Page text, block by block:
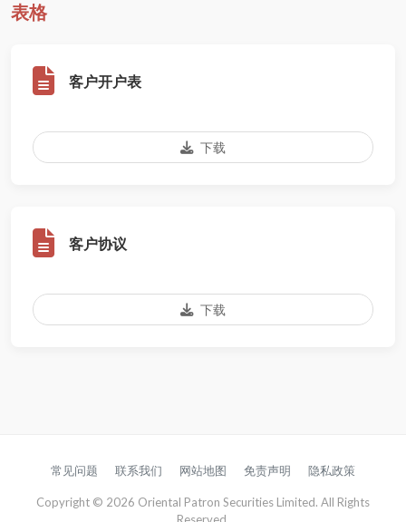
表格
客户开户表
下载
客户协议
下载
常见问题 联系我们 网站地图 免责声明 隐私政策
Copyright © 2026 Oriental Patron Securities Limited. All Rights